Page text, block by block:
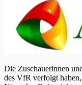
Die Zuschauerinnen
des VfR verfolgt